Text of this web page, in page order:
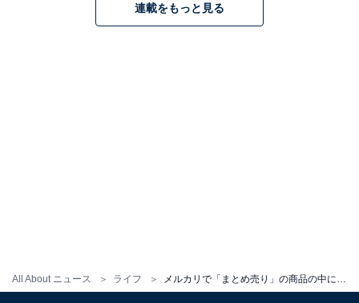
All About ニュース ライフ
「専用出品」なのに他のユーザーに横取りされ
連載をもっと見る